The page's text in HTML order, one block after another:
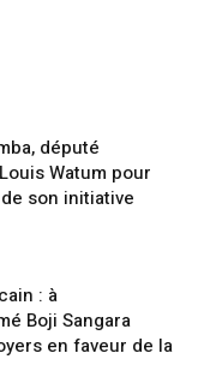
député
Watum pour
son initiative
: à
Boji Sangara
en faveur de la